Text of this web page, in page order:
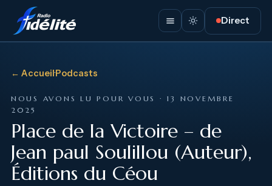
Direct
← Accueil·Podcasts
NOUS AVONS LU POUR VOUS · 13 NOVEMBRE
2025
Place de la Victoire – de
Jean paul Soulillou (Auteur),
Éditions du Céou